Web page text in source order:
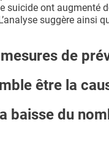
suicide ont augmenté
suggère ainsi
de
être la
baisse du